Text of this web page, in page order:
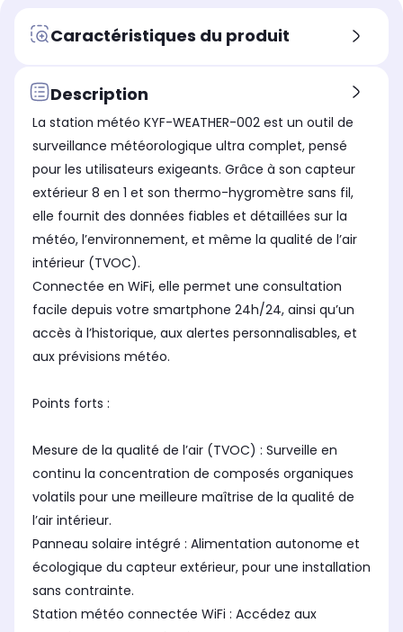
Caractéristiques du produit
Description
La station météo KYF-WEATHER-002 est un outil de
surveillance météorologique ultra complet, pensé
pour les utilisateurs exigeants. Grâce à son capteur
extérieur 8 en 1 et son thermo-hygromètre sans fil,
elle fournit des données fiables et détaillées sur la
météo, l’environnement, et même la qualité de l’air
intérieur (TVOC).
Connectée en WiFi, elle permet une consultation
facile depuis votre smartphone 24h/24, ainsi qu’un
accès à l’historique, aux alertes personnalisables, et
aux prévisions météo.
Points forts :
Mesure de la qualité de l’air (TVOC) : Surveille en
continu la concentration de composés organiques
volatils pour une meilleure maîtrise de la qualité de
l’air intérieur.
Panneau solaire intégré : Alimentation autonome et
écologique du capteur extérieur, pour une installation
sans contrainte.
Station météo connectée WiFi : Accédez aux